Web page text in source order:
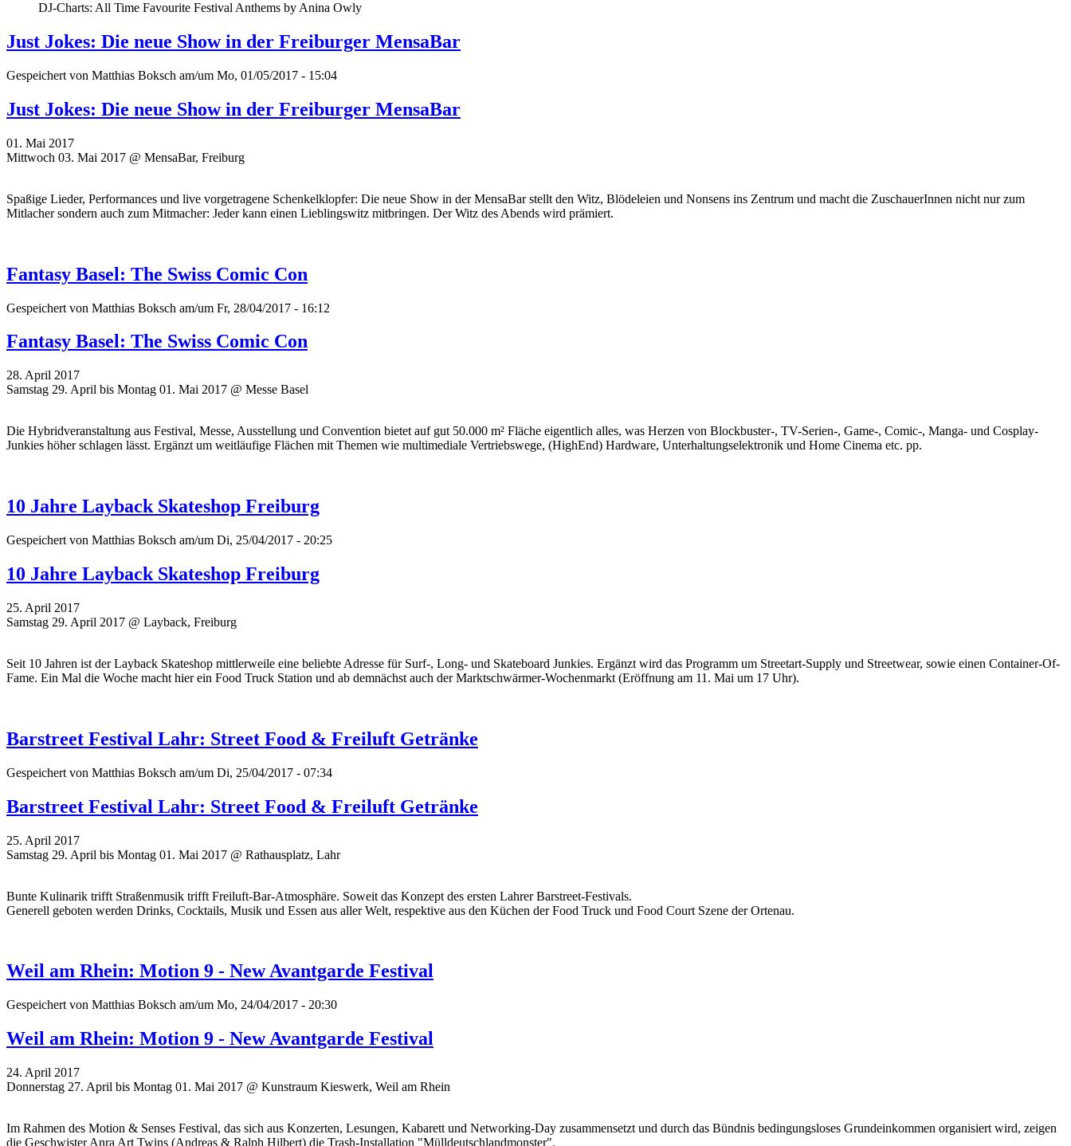
DJ-Charts: All Time Favourite Festival Anthems by Anina Owly
Just Jokes: Die neue Show in der Freiburger MensaBar
Gespeichert von Matthias Boksch am/um Mo, 01/05/2017 - 15:04
Just Jokes: Die neue Show in der Freiburger MensaBar
01. Mai 2017
Mittwoch 03. Mai 2017 @ MensaBar, Freiburg
Spaßige Lieder, Performances und live vorgetragene Schenkelklopfer: Die neue Show in der MensaBar stellt den Witz, Blödeleien und Nonsens ins Zentrum und macht die ZuschauerInnen nicht nur zum
Mitlacher sondern auch zum Mitmacher: Jeder kann einen Lieblingswitz mitbringen. Der Witz des Abends wird prämiert.
Fantasy Basel: The Swiss Comic Con
Gespeichert von Matthias Boksch am/um Fr, 28/04/2017 - 16:12
Fantasy Basel: The Swiss Comic Con
28. April 2017
Samstag 29. April bis Montag 01. Mai 2017 @ Messe Basel
Die Hybridveranstaltung aus Festival, Messe, Ausstellung und Convention bietet auf gut 50.000 m² Fläche eigentlich alles, was Herzen von Blockbuster-, TV-Serien-, Game-, Comic-, Manga- und Cosplay-
Junkies höher schlagen lässt. Ergänzt um weitläufige Flächen mit Themen wie multimediale Vertriebswege, (HighEnd) Hardware, Unterhaltungselektronik und Home Cinema etc. pp.
10 Jahre Layback Skateshop Freiburg
Gespeichert von Matthias Boksch am/um Di, 25/04/2017 - 20:25
10 Jahre Layback Skateshop Freiburg
25. April 2017
Samstag 29. April 2017 @ Layback, Freiburg
Seit 10 Jahren ist der Layback Skateshop mittlerweile eine beliebte Adresse für Surf-, Long- und Skateboard Junkies. Ergänzt wird das Programm um Streetart-Supply und Streetwear, sowie einen Container-Of-
Fame. Ein Mal die Woche macht hier ein Food Truck Station und ab demnächst auch der Marktschwärmer-Wochenmarkt (Eröffnung am 11. Mai um 17 Uhr).
Barstreet Festival Lahr: Street Food & Freiluft Getränke
Gespeichert von Matthias Boksch am/um Di, 25/04/2017 - 07:34
Barstreet Festival Lahr: Street Food & Freiluft Getränke
25. April 2017
Samstag 29. April bis Montag 01. Mai 2017 @ Rathausplatz, Lahr
Bunte Kulinarik trifft Straßenmusik trifft Freiluft-Bar-Atmosphäre. Soweit das Konzept des ersten Lahrer Barstreet-Festivals.
Generell geboten werden Drinks, Cocktails, Musik und Essen aus aller Welt, respektive aus den Küchen der Food Truck und Food Court Szene der Ortenau.
Weil am Rhein: Motion 9 - New Avantgarde Festival
Gespeichert von Matthias Boksch am/um Mo, 24/04/2017 - 20:30
Weil am Rhein: Motion 9 - New Avantgarde Festival
24. April 2017
Donnerstag 27. April bis Montag 01. Mai 2017 @ Kunstraum Kieswerk, Weil am Rhein
Im Rahmen des Motion & Senses Festival, das sich aus Konzerten, Lesungen, Kabarett und Networking-Day zusammensetzt und durch das Bündnis bedingungsloses Grundeinkommen organisiert wird, zeigen
die Geschwister Anra Art Twins (Andreas & Ralph Hilbert) die Trash-Installation "Mülldeutschlandmonster".